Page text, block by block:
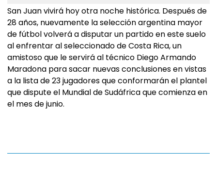
San Juan vivirá hoy otra noche histórica. Después de
28 años, nuevamente la selección argentina mayor
de fútbol volverá a disputar un partido en este suelo
al enfrentar al seleccionado de Costa Rica, un
amistoso que le servirá al técnico Diego Armando
Maradona para sacar nuevas conclusiones en vistas
a la lista de 23 jugadores que conformarán el plantel
que dispute el Mundial de Sudáfrica que comienza en
el mes de junio.